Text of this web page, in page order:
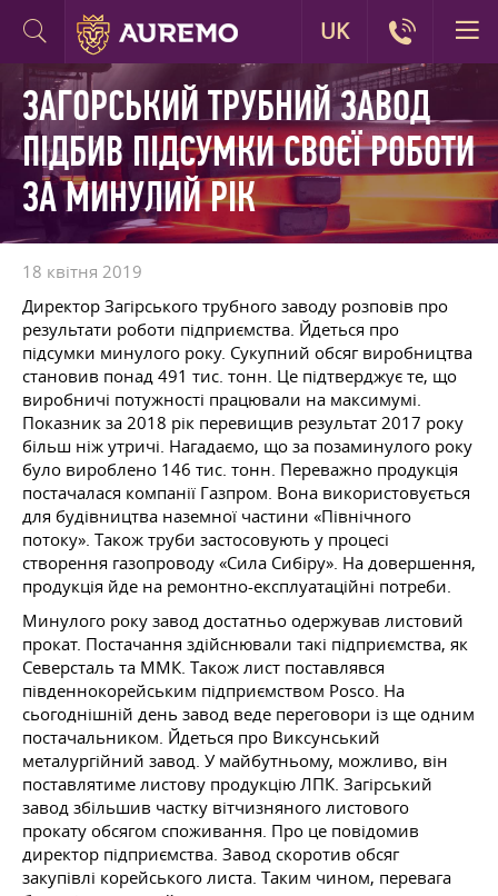
ЗАГОРСЬКИЙ ТРУБНИЙ ЗАВОД
ПІДБИВ ПІДСУМКИ СВОЄЇ РОБОТИ
ЗА МИНУЛИЙ РІК
18 квітня 2019
Директор Загірського трубного заводу розповів про
результати роботи підприємства. Йдеться про
підсумки минулого року. Сукупний обсяг виробництва
становив понад 491 тис. тонн. Це підтверджує те, що
виробничі потужності працювали на максимумі.
Показник за 2018 рік перевищив результат 2017 року
більш ніж утричі. Нагадаємо, що за позаминулого року
було вироблено 146 тис. тонн. Переважно продукція
постачалася компанії Газпром. Вона використовується
для будівництва наземної частини «Північного
потоку». Також труби застосовують у процесі
створення газопроводу «Сила Сибіру». На довершення,
продукція йде на ремонтно-експлуатаційні потреби.
Минулого року завод достатньо одержував листовий
прокат. Постачання здійснювали такі підприємства, як
Северсталь та ММК. Також лист поставлявся
південнокорейським підприємством Posco. На
сьогоднішній день завод веде переговори із ще одним
постачальником. Йдеться про Виксунський
металургійний завод. У майбутньому, можливо, він
поставлятиме листову продукцію ЛПК. Загірський
завод збільшив частку вітчизняного листового
прокату обсягом споживання. Про це повідомив
директор підприємства. Завод скоротив обсяг
закупівлі корейського листа. Таким чином, перевага
UK